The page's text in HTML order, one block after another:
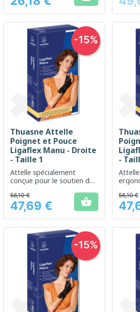
Thuasne Attelle
Poignet et Pouce
Ligaflex Manu - Droite
- Taille 1
Attelle spécialement
conçue pour le soutien du
Prix
56,10 €
47,69 € 
-15%
-
Prix
56,10 €
-15%